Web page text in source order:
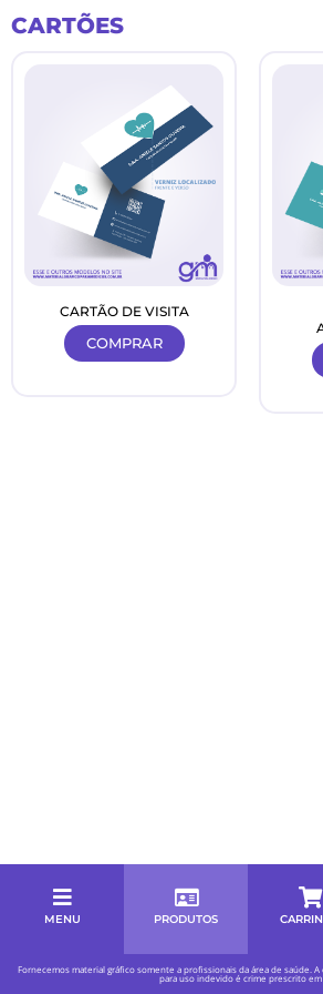
para
CARTÕES
CARTÃO DE VISITA
COMPRAR
MENU PRODUTOS
Fornecemos material gráfico somente a profissionais da área de saúde.
para uso indevido é crime prescrito em